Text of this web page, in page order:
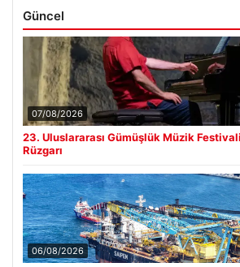
Güncel
07/08/2026
23. Uluslararası Gümüşlük Müzik
Rüzgarı
06/08/2026